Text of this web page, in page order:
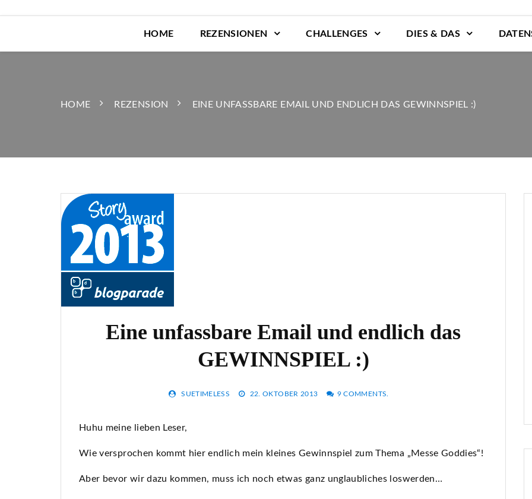
HOME REZENSIONEN CHALLENGES DIES & DAS
HOME REZENSION EINE UNFASSBARE EMAIL UND ENDLICH DAS GEWINNSPIEL :)
Eine unfassbare Email und endlich das
GEWINNSPIEL :)
SUETIMELESS 22. OKTOBER 2013 9 COMMENTS.
Huhu meine lieben Leser,
Wie versprochen kommt hier endlich mein kleines Gewinnspiel zum Thema „Messe Goddies“!
Aber bevor wir dazu kommen, muss ich noch etwas ganz unglaubliches loswerden…